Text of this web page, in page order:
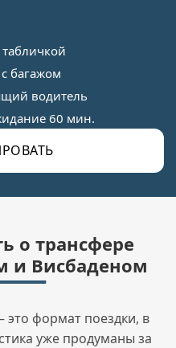
табличкой
багажом
водитель
60 мин.
о трансфере
и Висбаденом
формат поездки, в
уже продуманы за